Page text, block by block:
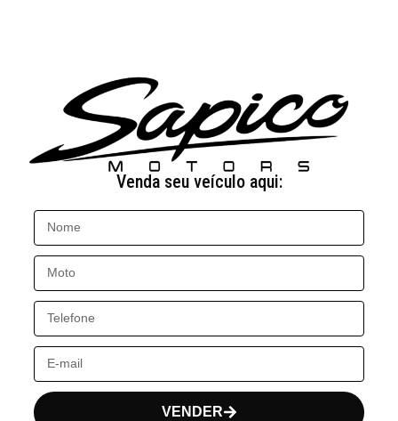
Venda seu veículo aqui:
VENDER